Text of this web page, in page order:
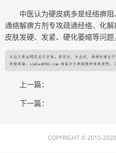
中医认为硬皮病多是经络痹阻
通络解痹方剂专攻疏通经络、化
皮肤发硬、发紧、硬化萎缩等问题
上一篇：
下一篇：
COPYRIGHT © 2015-